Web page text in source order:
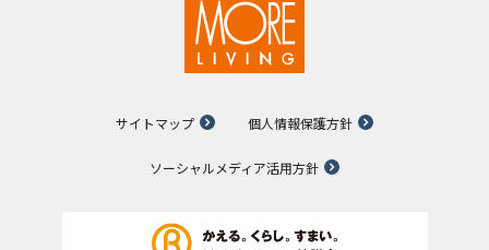
サイトマップ 個人情報保護方針
ソーシャルメディア活用方針